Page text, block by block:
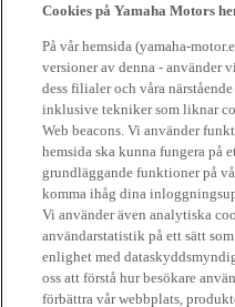
Cookies på Yamaha Motors
På vår hemsida (yamaha-
versioner av denna - använder
dess filialer och våra
inklusive tekniker som liknar
Web beacons. Vi använder
hemsida ska kunna fungera på
grundläggande funktioner på
komma ihåg dina
Vi använder även analytiska
användarstatistik på ett sätt
enlighet med
oss att förstå hur besökare
förbättra vår webbplats,